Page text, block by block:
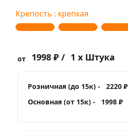
Крепость : крепкая
от 1998 ₽ / 1 x Штука
Розничная (до 15к) -
2220 ₽
Основная (от 15к) -
1998 ₽